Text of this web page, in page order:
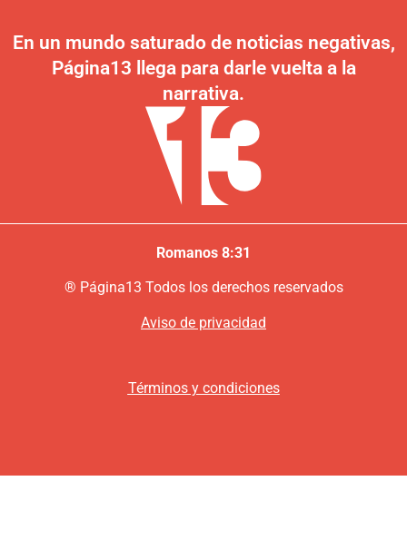
En un mundo saturado de noticias negativas,
Página13 llega para darle vuelta a la
narrativa.
Romanos 8:31
® Página13 Todos los derechos reservados
Aviso de privacidad
Términos y condiciones